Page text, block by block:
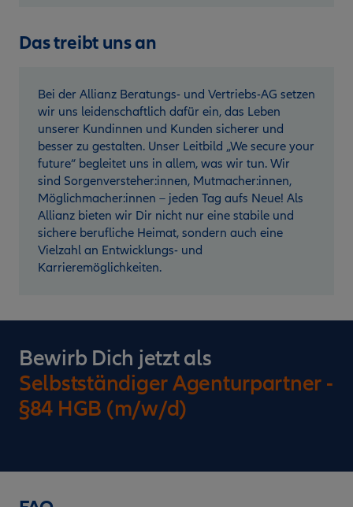
Das treibt uns an
Bei der Allianz Beratungs- und Vertriebs-AG setzen
wir uns leidenschaftlich dafür ein, das Leben
unserer Kundinnen und Kunden sicherer und
besser zu gestalten. Unser Leitbild „We secure your
future“ begleitet uns in allem, was wir tun. Wir
sind Sorgenversteher:innen, Mutmacher:innen,
Möglichmacher:innen – jeden Tag aufs Neue! Als
Allianz bieten wir Dir nicht nur eine stabile und
sichere berufliche Heimat, sondern auch eine
Vielzahl an Entwicklungs- und
Karrieremöglichkeiten.
Bewirb Dich jetzt als
Selbstständiger Agenturpartner -
§84 HGB (m/w/d)